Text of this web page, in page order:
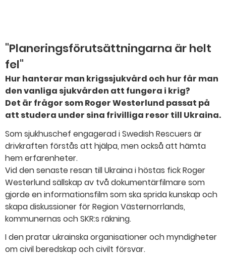
"Planeringsförutsättningarna är helt
fel"
Hur hanterar man krigssjukvård och hur får man
den vanliga sjukvården att fungera i krig?
Det är frågor som Roger Westerlund passat på
att studera under sina frivilliga resor till Ukraina.
Som sjukhuschef engagerad i Swedish Rescuers är
drivkraften förstås att hjälpa, men också att hämta
hem erfarenheter.
Vid den senaste resan till Ukraina i höstas fick Roger
Westerlund sällskap av två dokumentärfilmare som
gjorde en informationsfilm som ska sprida kunskap och
skapa diskussioner för Region Västernorrlands,
kommunernas och SKR:s räkning.
I den pratar ukrainska organisationer och myndigheter
om civil beredskap och civilt försvar.